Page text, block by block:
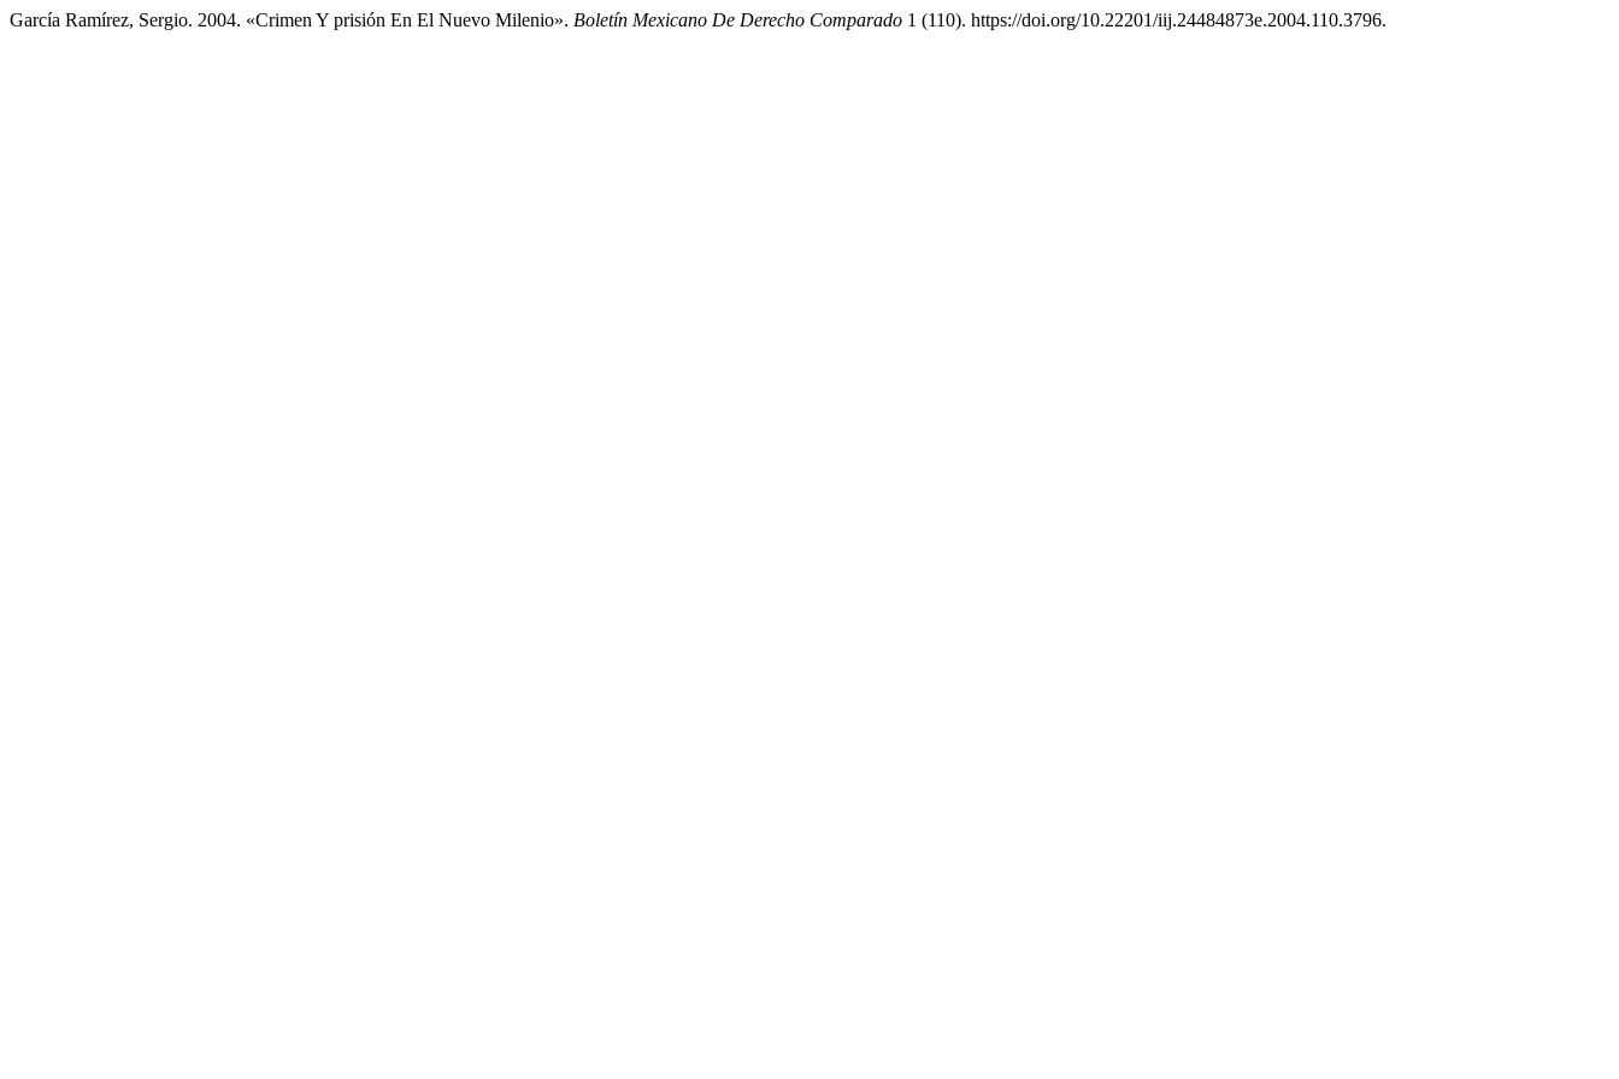
García Ramírez, Sergio. 2004. «Crimen Y prisión En El Nuevo Milenio». Boletín Mexicano De Derecho Comparado 1 (110). https://doi.org/10.22201/iij.24484873e.2004.110.3796.